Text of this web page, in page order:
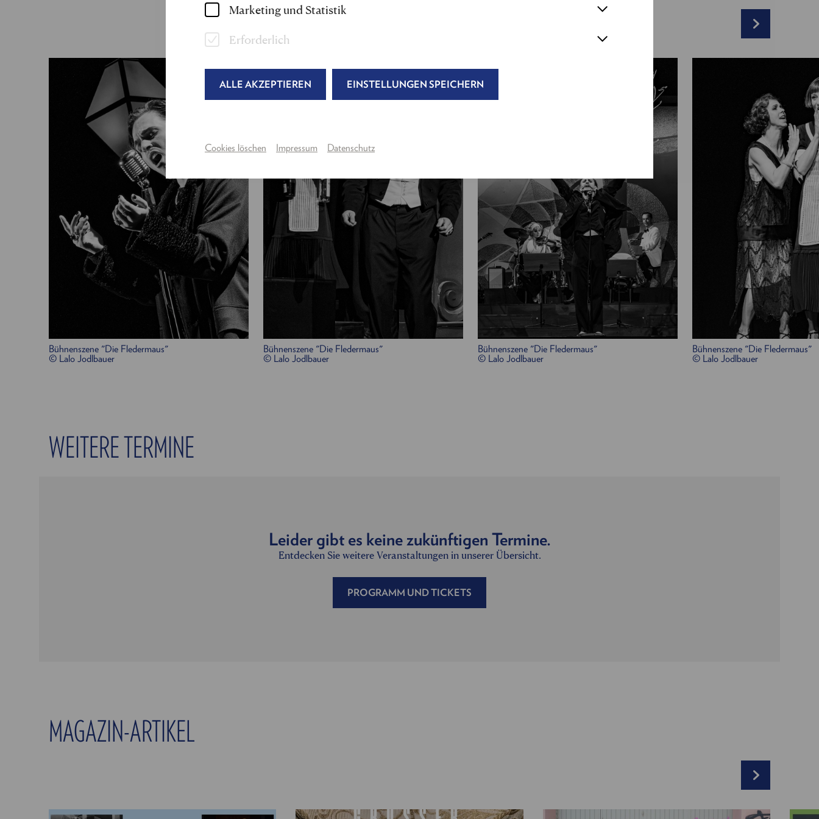
Marketing und Statistik
Erforderlich
ALLE AKZEPTIEREN EINSTELLUNGEN SPEICHERN
Cookies löschen Impressum Datenschutz
Regie, Musik- und Textbearbeitung:
Nils Strunk & Lukas Schrenk
Licht:Roland Müllauer
Produktion:Julia Wagner, Tina Schmidt
Regieassistenz & Abendspielleitung:Luna Pájer
Adele, eine Kammerjungfer:
Julia Edtmeier
Dr. Falke, ein Notar:Peter Lesiak Lukas Schrenk*
Prinz Orlofsky, ein russischer Emigrant:
Moritz Mausser
Alfred, sein Gesangslehrer / Major:
Gerhard Kasal
Frosch, ein Gefängniswärter, Damir, Maître de Plaisir: Sebastian Wendelin
Dr. Blind, ein Advokat / Konsul:
Helmut Bohatsch
Frank, Gefängnisdirektor:
Jakob Semotan
Adeles Schwester, eine Geigerin:Anna Tropper
Mira Gregorič
Klavier:Alexander „Xidi“ Christof
Nils Strunk
Bass, Gesang:Bernhard Moshammer
Gitarre, Banjo, Cello
Bühnenszene "Die Fledermaus"
© Lalo Jodlbauer
Bühnenszene "Die Fledermaus"
© Lalo Jodlbauer
Bühnenszene "Die Fledermaus"
© Lalo Jodlbauer
Bühnenszene "Die Fledermaus"
© Lalo Jodlbauer
WEITERE TERMINE
Leider gibt es keine zukünftigen Termine.
Entdecken Sie weitere Veranstaltungen in unserer Übersicht.
PROGRAMM UND TICKETS
MAGAZIN-ARTIKEL